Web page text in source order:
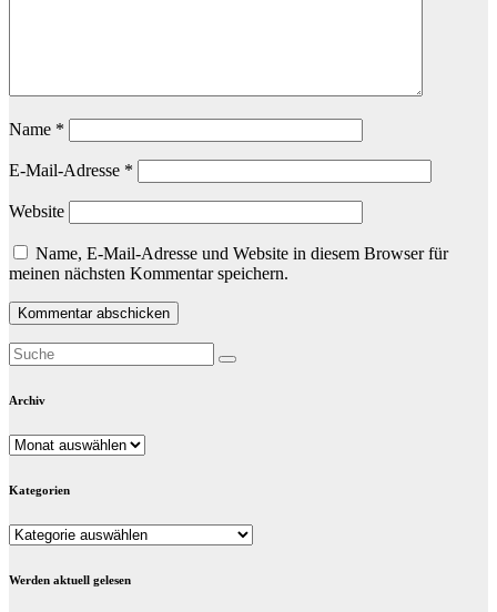
Name *
E-Mail-Adresse *
Website
Name, E-Mail-Adresse und Website in diesem Browser für
meinen nächsten Kommentar speichern.
Archiv
Archiv
Kategorien
Kategorien
Werden aktuell gelesen